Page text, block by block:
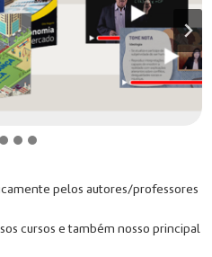
pelos autores/professores
cursos e também nosso principal